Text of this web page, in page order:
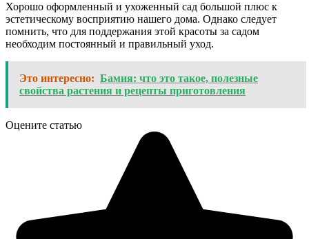
Хорошо оформленный и ухоженный сад большой плюс к
эстетическому восприятию нашего дома. Однако следует
помнить, что для поддержания этой красоты за садом
необходим постоянный и правильный уход.
Это интересно: Бамия: что это такое, полезные
свойства растения и рецепты приготовления
Оцените статью